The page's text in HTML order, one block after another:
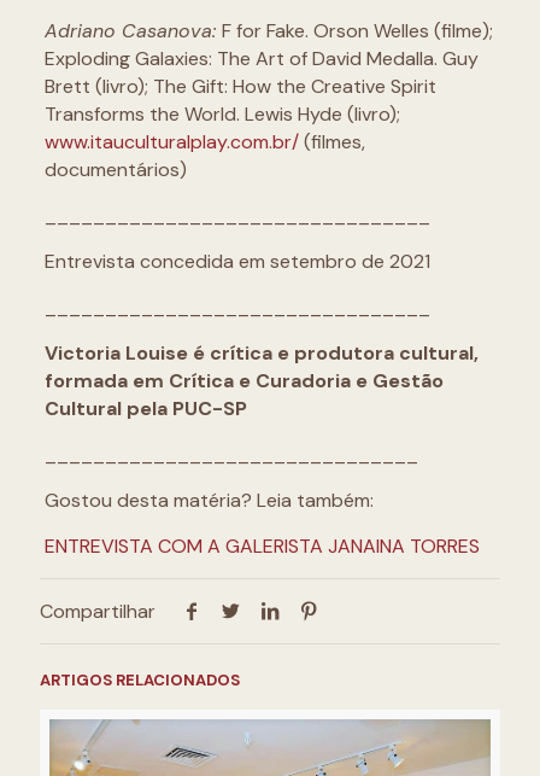
Adriano Casanova: F for Fake. Orson Welles (filme);
Exploding Galaxies: The Art of David Medalla. Guy
Brett (livro); The Gift: How the Creative Spirit
Transforms the World. Lewis Hyde (livro);
www.itauculturalplay.com.br/(filmes,
documentários)
Entrevista concedida em setembro de 2021
Victoria Louise é crítica e produtora cultural,
formada em Crítica e Curadoria e Gestão
Cultural pela PUC-SP
Gostou desta matéria? Leia também:
ENTREVISTA COM A GALERISTA JANAINA TORRES
Compartilhar
ARTIGOS RELACIONADOS